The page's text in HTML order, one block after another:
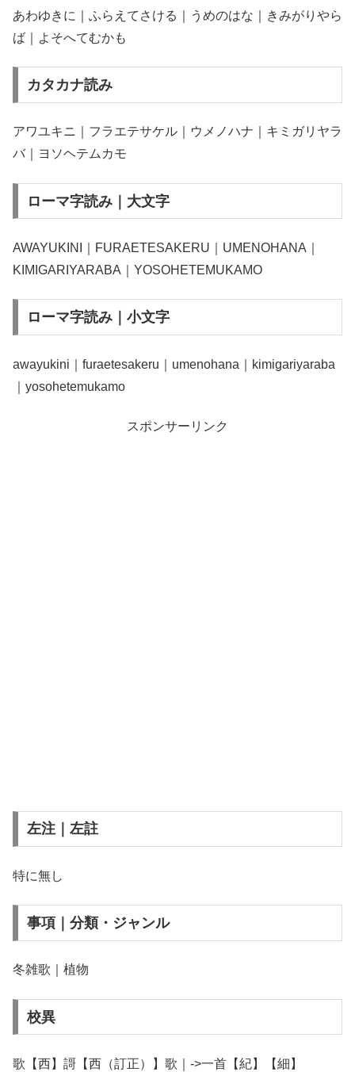
あわゆきに｜ふらえてさける｜うめのはな｜きみがりやら
ば｜よそへてむかも
カタカナ読み
アワユキニ｜フラエテサケル｜ウメノハナ｜キミガリヤラ
バ｜ヨソヘテムカモ
ローマ字読み｜大文字
AWAYUKINI｜FURAETESAKERU｜UMENOHANA｜
KIMIGARIYARABA｜YOSOHETEMUKAMO
ローマ字読み｜小文字
awayukini｜furaetesakeru｜umenohana｜kimigariyaraba
｜yosohetemukamo
スポンサーリンク
左注｜左註
特に無し
事項｜分類・ジャンル
冬雑歌｜植物
校異
歌【西】謌【西（訂正）】歌｜->一首【紀】【細】